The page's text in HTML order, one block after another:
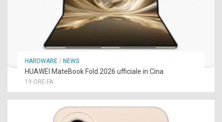
HARDWARE / NEWS
HUAWEI MateBook Fold 2026 ufficiale in Cina
19 ORE FA